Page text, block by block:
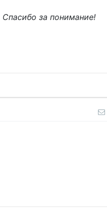
Спасибо за понимание!